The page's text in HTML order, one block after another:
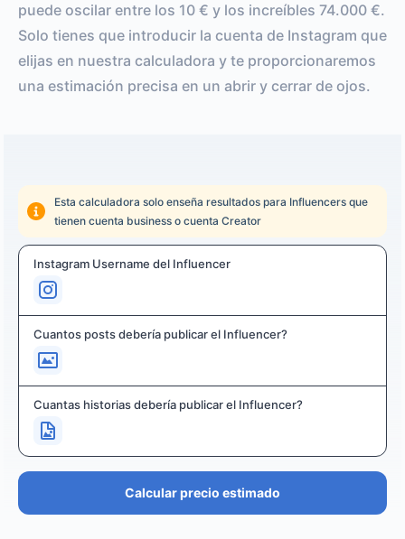
puede oscilar entre los 10 € y los increíbles 74.000 €.
Solo tienes que introducir la cuenta de Instagram que
elijas en nuestra calculadora y te proporcionaremos
una estimación precisa en un abrir y cerrar de ojos.
Esta calculadora solo enseña resultados para Influencers que
tienen cuenta business o cuenta Creator
Instagram Username del Influencer
Cuantos posts debería publicar el Influencer?
Cuantas historias debería publicar el Influencer?
Calcular precio estimado